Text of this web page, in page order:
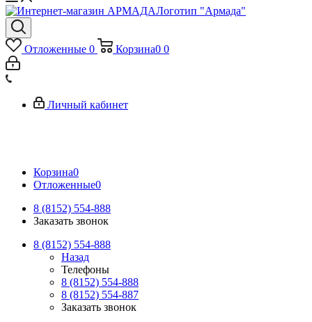
Логотип "Армада"
Отложенные 0 Корзина0 0
Личный кабинет
Корзина0
Отложенные0
8 (8152) 554-888
Заказать звонок
8 (8152) 554-888
Назад
Телефоны
8 (8152) 554-888
8 (8152) 554-887
Заказать звонок